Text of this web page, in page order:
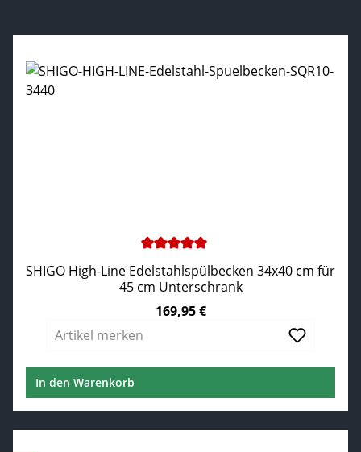
Durchschnittliche Bewertung von 5 von 5 Sternen
SHIGO High-Line Edelstahlspülbecken 34x40 cm für
45 cm Unterschrank
169,95 €
Artikel merken
In den Warenkorb